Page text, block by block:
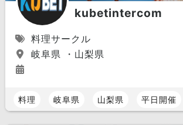
kubetintercom
料理サークル
岐阜県 ・山梨県
料理 岐阜県 山梨県 平日開催